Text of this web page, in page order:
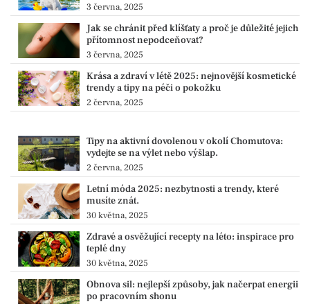
3 června, 2025
Jak se chránit před klíšťaty a proč je důležité jejich
přítomnost nepodceňovat?
3 června, 2025
Krása a zdraví v létě 2025: nejnovější kosmetické
trendy a tipy na péči o pokožku
2 června, 2025
Tipy na aktivní dovolenou v okolí Chomutova:
vydejte se na výlet nebo výšlap.
2 června, 2025
Letní móda 2025: nezbytnosti a trendy, které
musíte znát.
30 května, 2025
Zdravé a osvěžující recepty na léto: inspirace pro
teplé dny
30 května, 2025
Obnova sil: nejlepší způsoby, jak načerpat energii
po pracovním shonu